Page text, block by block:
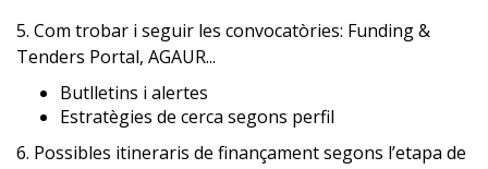
5. Com trobar i seguir les convocatòries: Funding &
Tenders Portal, AGAUR...
Butlletins i alertes
Estratègies de cerca segons perfil
6. Possibles itineraris de finançament segons l’etapa de